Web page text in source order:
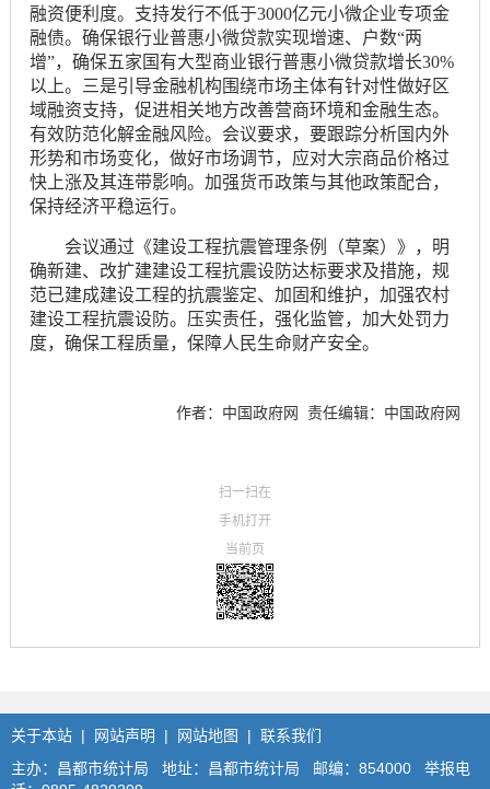
融资便利度。支持发行不低于3000亿元小微企业专项金
融债。确保银行业普惠小微贷款实现增速、户数“两
增”，确保五家国有大型商业银行普惠小微贷款增长30%
以上。三是引导金融机构围绕市场主体有针对性做好区
域融资支持，促进相关地方改善营商环境和金融生态。
有效防范化解金融风险。会议要求，要跟踪分析国内外
形势和市场变化，做好市场调节，应对大宗商品价格过
快上涨及其连带影响。加强货币政策与其他政策配合，
保持经济平稳运行。
会议通过《建设工程抗震管理条例（草案）》，明
确新建、改扩建建设工程抗震设防达标要求及措施，规
范已建成建设工程的抗震鉴定、加固和维护，加强农村
建设工程抗震设防。压实责任，强化监管，加大处罚力
度，确保工程质量，保障人民生命财产安全。
责任编辑：中国政府网
作者：中国政府网
扫一扫在
手机打开
当前页
关于本站 | 网站声明 | 网站地图 | 联系我们
主办：昌都市统计局 地址：昌都市统计局 邮编：854000 举报电